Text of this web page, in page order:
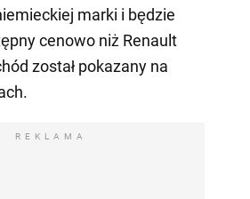
marki i będzie
cenowo niż Renault
został pokazany na
REKLAMA